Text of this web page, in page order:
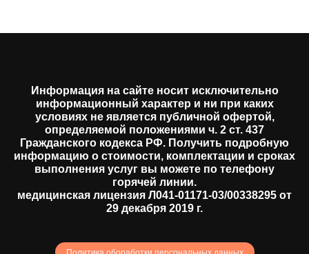
Информация на сайте носит исключительно
информационный характер и ни при каких
условиях не является публичной офертой,
определяемой положениями ч. 2 ст. 437
Гражданского кодекса РФ. Получить подробную
информацию о стоимости, комплектации и сроках
выполнения услуг вы можете по телефону
горячей линии.
медицинская лицензия Л041-01171-03/00338295 от
29 декабря 2019 г.